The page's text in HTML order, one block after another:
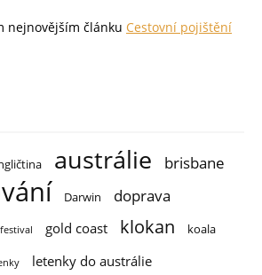
nejnovějším článku Cestovní pojištění
austrálie brisbane
Darwin doprava
festival gold coast klokan koala
letenky do austrálie